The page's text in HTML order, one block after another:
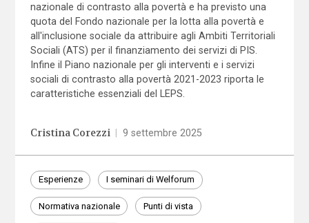
nazionale di contrasto alla povertà e ha previsto una
quota del Fondo nazionale per la lotta alla povertà e
all'inclusione sociale da attribuire agli Ambiti Territoriali
Sociali (ATS) per il finanziamento dei servizi di PIS.
Infine il Piano nazionale per gli interventi e i servizi
sociali di contrasto alla povertà 2021-2023 riporta le
caratteristiche essenziali del LEPS.
Cristina Corezzi 9 settembre 2025
Esperienze I seminari di Welforum
Normativa nazionale Punti di vista